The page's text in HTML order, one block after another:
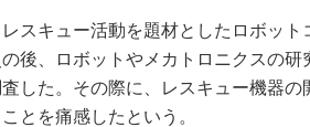
スキュー活動を題材としたロボット
後、ロボットやメカトロニクスの研
した。その際に、レスキュー機器の
とを痛感したという。